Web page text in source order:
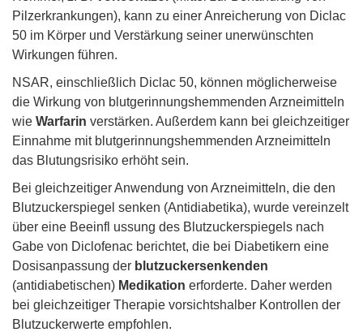
Pilzerkrankungen), kann zu einer Anreicherung von Diclac
50 im Körper und Verstärkung seiner unerwünschten
Wirkungen führen.
NSAR, einschließlich Diclac 50, können möglicherweise
die Wirkung von blutgerinnungshemmenden Arzneimitteln
wie Warfarin verstärken. Außerdem kann bei gleichzeitiger
Einnahme mit blutgerinnungshemmenden Arzneimitteln
das Blutungsrisiko erhöht sein.
Bei gleichzeitiger Anwendung von Arzneimitteln, die den
Blutzuckerspiegel senken (Antidiabetika), wurde vereinzelt
über eine Beeinfl ussung des Blutzuckerspiegels nach
Gabe von Diclofenac berichtet, die bei Diabetikern eine
Dosisanpassung der blutzuckersenkenden
(antidiabetischen) Medikation erforderte. Daher werden
bei gleichzeitiger Therapie vorsichtshalber Kontrollen der
Blutzuckerwerte empfohlen.